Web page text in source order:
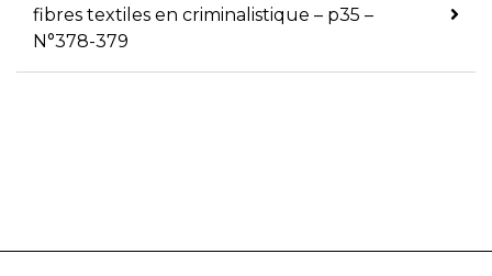
fibres textiles en criminalistique – p35 –
N°378-379